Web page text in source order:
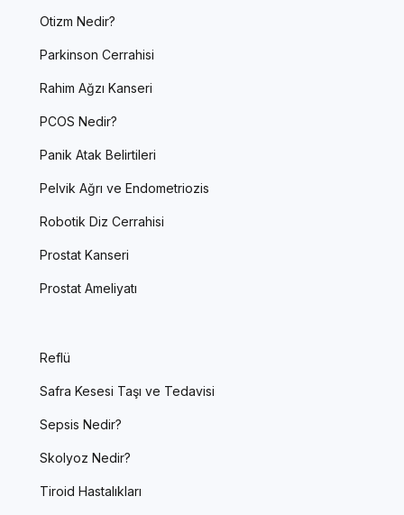
Otizm Nedir?
Parkinson Cerrahisi
Rahim Ağzı Kanseri
PCOS Nedir?
Panik Atak Belirtileri
Pelvik Ağrı ve Endometriozis
Robotik Diz Cerrahisi
Prostat Kanseri
Prostat Ameliyatı
Reflü
Safra Kesesi Taşı ve Tedavisi
Sepsis Nedir?
Skolyoz Nedir?
Tiroid Hastalıkları